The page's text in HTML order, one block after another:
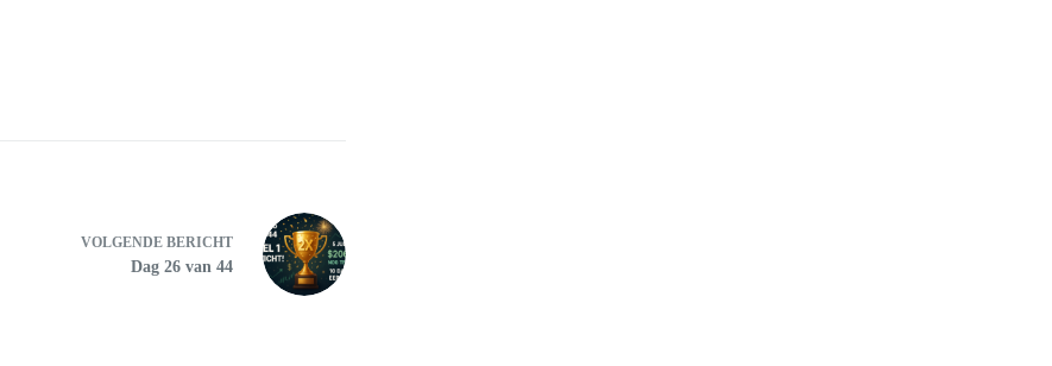
VOLGENDE BERICHT
Dag 26 van 44